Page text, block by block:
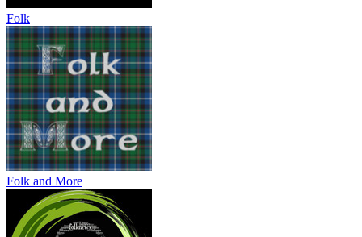
Folk
Folk and More